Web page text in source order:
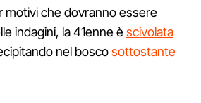
motivi che dovranno essere
indagini, la 41enne èscivolata
nel boscosottostante